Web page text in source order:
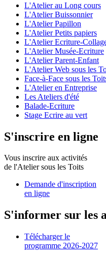
L'Atelier au Long cours
L'Atelier Buissonnier
L'Atelier Papillon
L'Atelier Petits papiers
L'Atelier Ecriture-
L'Atelier Musée-Ecriture
L'Atelier Parent-Enfant
L'Atelier Web sous les
Face-à-Face sous les
L'Atelier en Entreprise
Les Ateliers d'été
Balade-Ecriture
Stage Ecrire au vert
S'inscrire en ligne
Vous inscrire aux activités
de l'Atelier sous les Toits
Demande d'inscription
en ligne
S'informer sur les
Télécharger le
programme 2026-2027